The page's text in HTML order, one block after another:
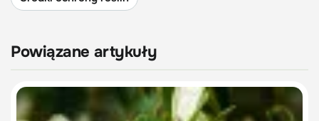
Powiązane artykuły